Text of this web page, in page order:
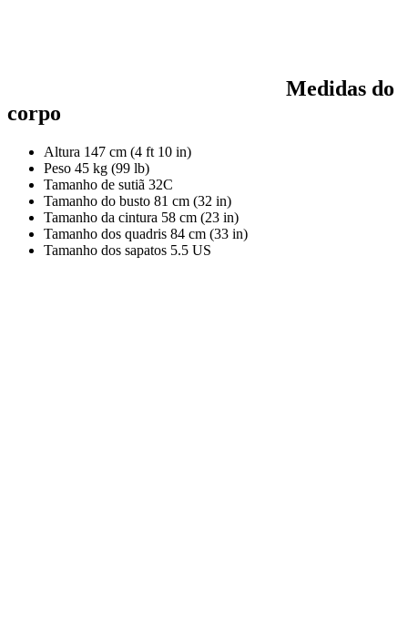
Medidas do
corpo
Altura 147 cm (4 ft 10 in)
Peso 45 kg (99 lb)
Tamanho de sutiã 32C
Tamanho do busto 81 cm (32 in)
Tamanho da cintura 58 cm (23 in)
Tamanho dos quadris 84 cm (33 in)
Tamanho dos sapatos 5.5 US